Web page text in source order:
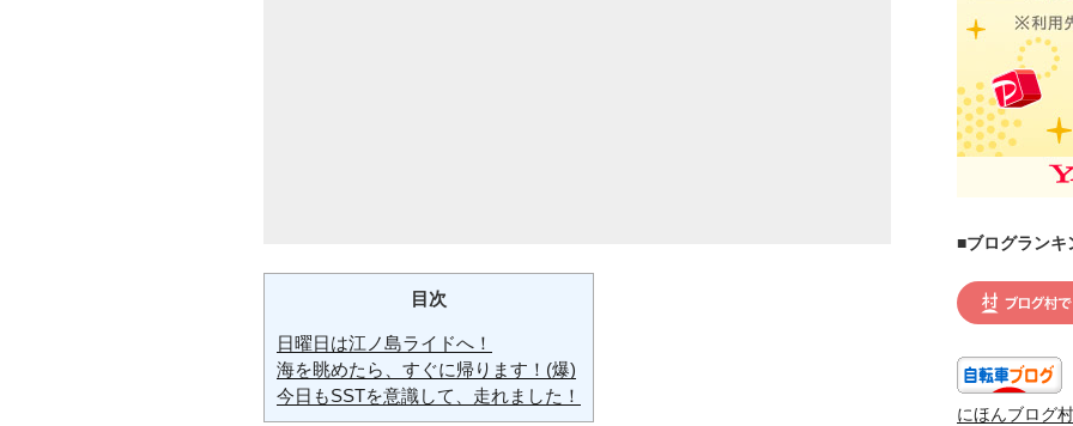
目次
日曜日は江ノ島ライドへ！
海を眺めたら、すぐに帰ります！(爆)
今日もSSTを意識して、走れました！
■ブログランキ
にほんブログ村